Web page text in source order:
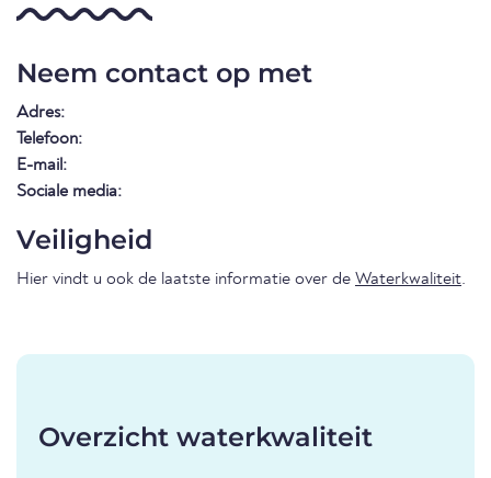
Neem contact op met
Adres:
Telefoon:
E-mail:
Sociale media:
Veiligheid
Hier vindt u ook de laatste informatie over de Waterkwaliteit.
Overzicht waterkwaliteit